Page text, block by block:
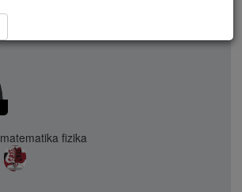
matematika fizika